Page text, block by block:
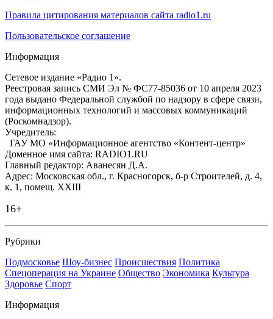
Правила цитирования материалов сайта radio1.ru
Пользовательское соглашение
Информация
Сетевое издание «Радио 1».
Реестровая запись СМИ Эл № ФС77-85036 от 10 апреля 2023
года выдано Федеральной службой по надзору в сфере связи,
информационных технологий и массовых коммуникаций
(Роскомнадзор).
Учредитель:
ГАУ МО «Информационное агентство «Контент-центр»
Доменное имя сайта: RADIO1.RU
Главный редактор: Аванесян Д.А.
Адрес: Московская обл., г. Красногорск, б-р Строителей, д. 4,
к. 1, помещ. XXIII
16+
Рубрики
Подмосковье Шоу-бизнес Происшествия Политика
Спецоперация на Украине Общество Экономика Культура
Здоровье Спорт
Информация